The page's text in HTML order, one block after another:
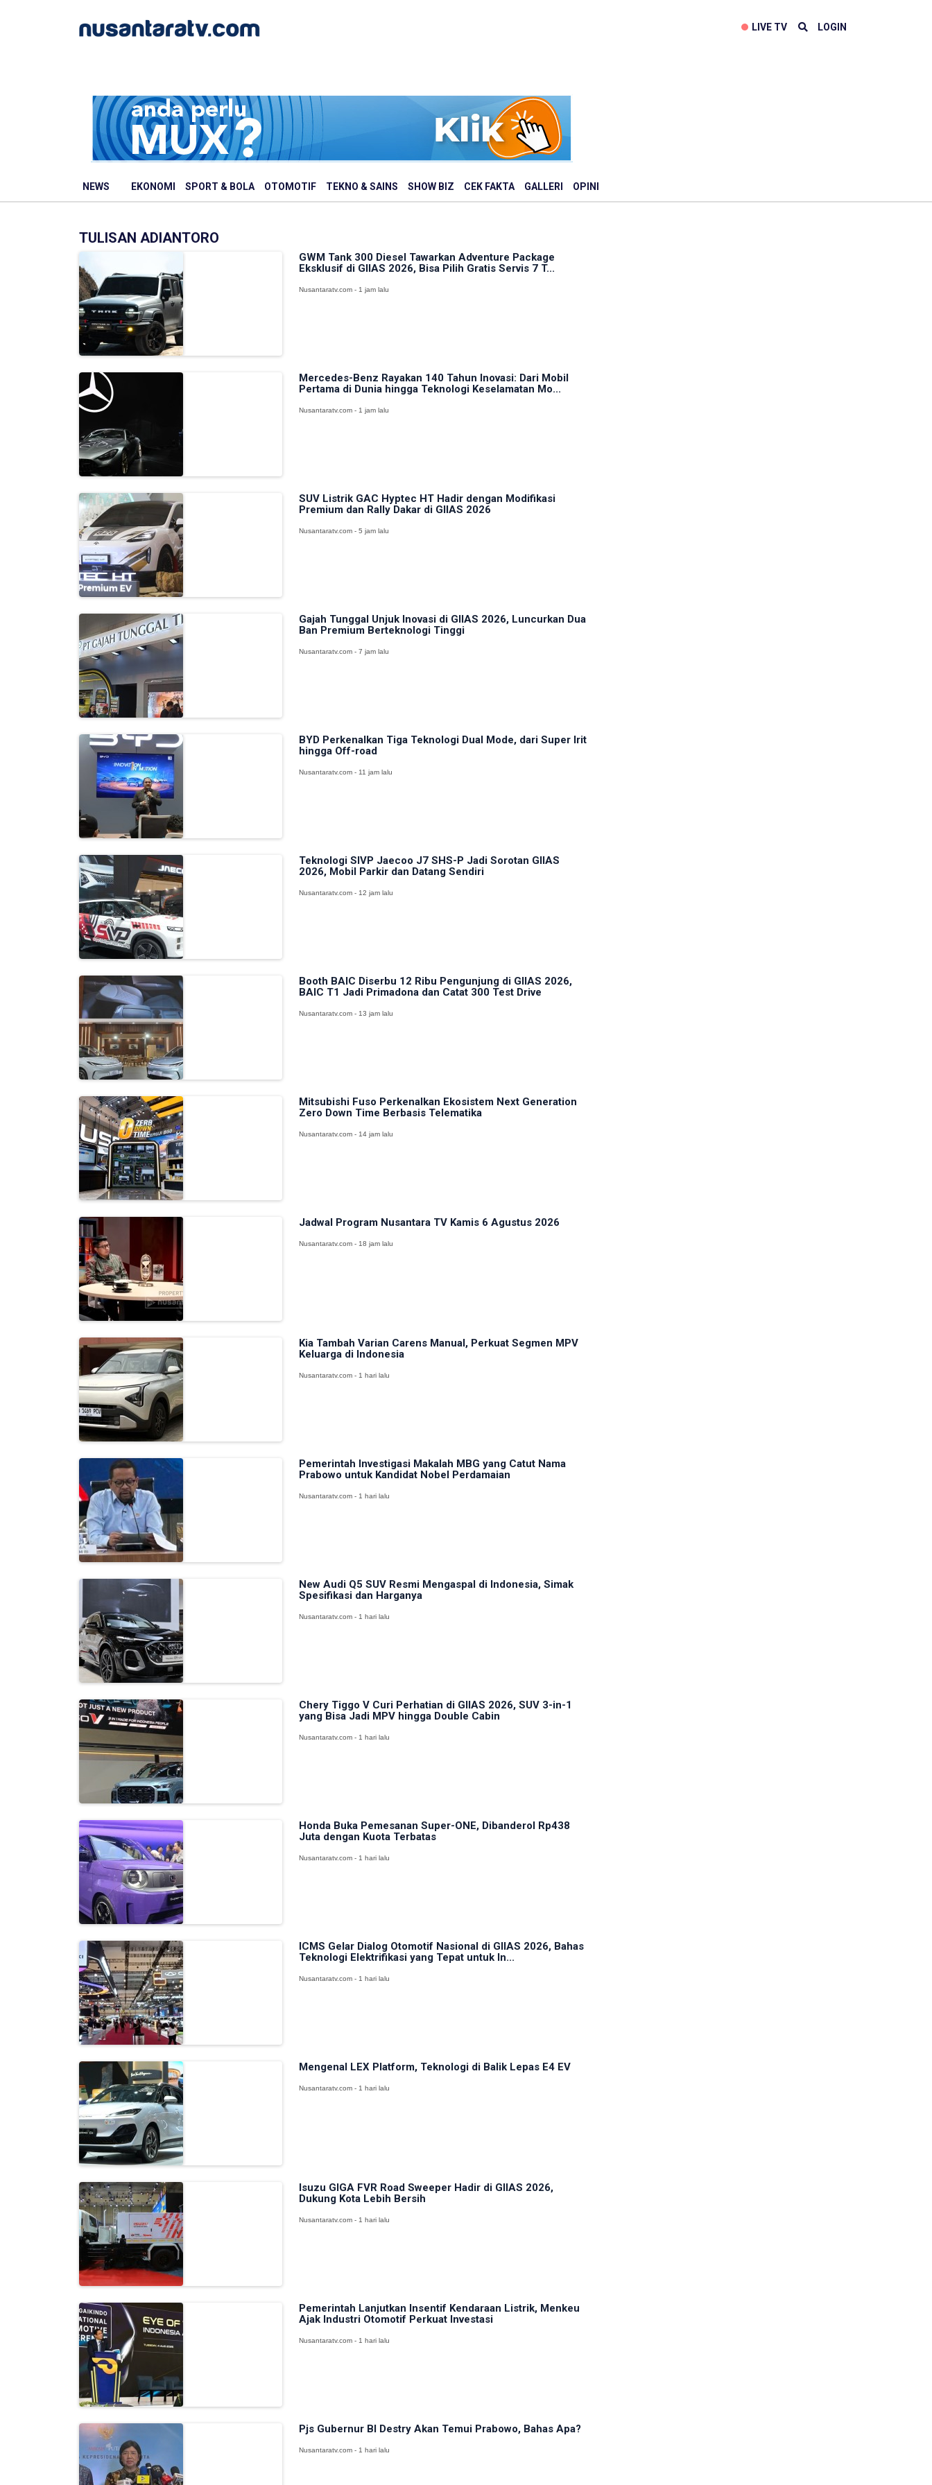
LIVE TV LOGIN
NEWS EKONOMI SPORT & BOLA OTOMOTIF TEKNO & SAINS SHOW BIZ CEK FAKTA GALLERI OPINI
TULISAN ADIANTORO
GWM Tank 300 Diesel Tawarkan Adventure Package
Eksklusif di GIIAS 2026, Bisa Pilih Gratis Servis 7 T...
Nusantaratv.com - 1 jam lalu
Mercedes-Benz Rayakan 140 Tahun Inovasi: Dari Mobil
Pertama di Dunia hingga Teknologi Keselamatan Mo...
Nusantaratv.com - 1 jam lalu
SUV Listrik GAC Hyptec HT Hadir dengan Modifikasi
Premium dan Rally Dakar di GIIAS 2026
Nusantaratv.com - 5 jam lalu
Gajah Tunggal Unjuk Inovasi di GIIAS 2026, Luncurkan Dua
Ban Premium Berteknologi Tinggi
Nusantaratv.com - 7 jam lalu
BYD Perkenalkan Tiga Teknologi Dual Mode, dari Super Irit
hingga Off-road
Nusantaratv.com - 11 jam lalu
Teknologi SIVP Jaecoo J7 SHS-P Jadi Sorotan GIIAS
2026, Mobil Parkir dan Datang Sendiri
Nusantaratv.com - 12 jam lalu
Booth BAIC Diserbu 12 Ribu Pengunjung di GIIAS 2026,
BAIC T1 Jadi Primadona dan Catat 300 Test Drive
Nusantaratv.com - 13 jam lalu
Mitsubishi Fuso Perkenalkan Ekosistem Next Generation
Zero Down Time Berbasis Telematika
Nusantaratv.com - 14 jam lalu
Jadwal Program Nusantara TV Kamis 6 Agustus 2026
Nusantaratv.com - 18 jam lalu
Kia Tambah Varian Carens Manual, Perkuat Segmen MPV
Keluarga di Indonesia
Nusantaratv.com - 1 hari lalu
Pemerintah Investigasi Makalah MBG yang Catut Nama
Prabowo untuk Kandidat Nobel Perdamaian
Nusantaratv.com - 1 hari lalu
New Audi Q5 SUV Resmi Mengaspal di Indonesia, Simak
Spesifikasi dan Harganya
Nusantaratv.com - 1 hari lalu
Chery Tiggo V Curi Perhatian di GIIAS 2026, SUV 3-in-1
yang Bisa Jadi MPV hingga Double Cabin
Nusantaratv.com - 1 hari lalu
Honda Buka Pemesanan Super-ONE, Dibanderol Rp438
Juta dengan Kuota Terbatas
Nusantaratv.com - 1 hari lalu
ICMS Gelar Dialog Otomotif Nasional di GIIAS 2026, Bahas
Teknologi Elektrifikasi yang Tepat untuk In...
Nusantaratv.com - 1 hari lalu
Mengenal LEX Platform, Teknologi di Balik Lepas E4 EV
Nusantaratv.com - 1 hari lalu
Isuzu GIGA FVR Road Sweeper Hadir di GIIAS 2026,
Dukung Kota Lebih Bersih
Nusantaratv.com - 1 hari lalu
Pemerintah Lanjutkan Insentif Kendaraan Listrik, Menkeu
Ajak Industri Otomotif Perkuat Investasi
Nusantaratv.com - 1 hari lalu
Pjs Gubernur BI Destry Akan Temui Prabowo, Bahas Apa?
Nusantaratv.com - 1 hari lalu